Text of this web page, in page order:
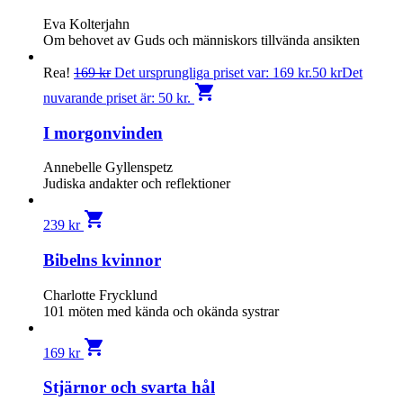
Eva Kolterjahn
Om behovet av Guds och människors tillvända ansikten
Rea! 169kr Det ursprungliga priset var: 169 kr.50 krDet
nuvarande priset är: 50 kr. shopping_cart
I morgonvinden
Annebelle Gyllenspetz
Judiska andakter och reflektioner
239 kr shopping_cart
Bibelns kvinnor
Charlotte Frycklund
101 möten med kända och okända systrar
169 kr shopping_cart
Stjärnor och svarta hål